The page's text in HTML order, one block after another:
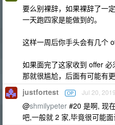
要么别裸辞，如果裸辞了一
一天跑四家是能做到的。
这样一周后你手头会有几个
如果面完了这家收到 offer 必
那就很尴尬，后面有可能有
justfortest OP Jul 20, 2019
@shmilypeter #20 是啊, 现
吧,一般就 2 家,毕竟很可能